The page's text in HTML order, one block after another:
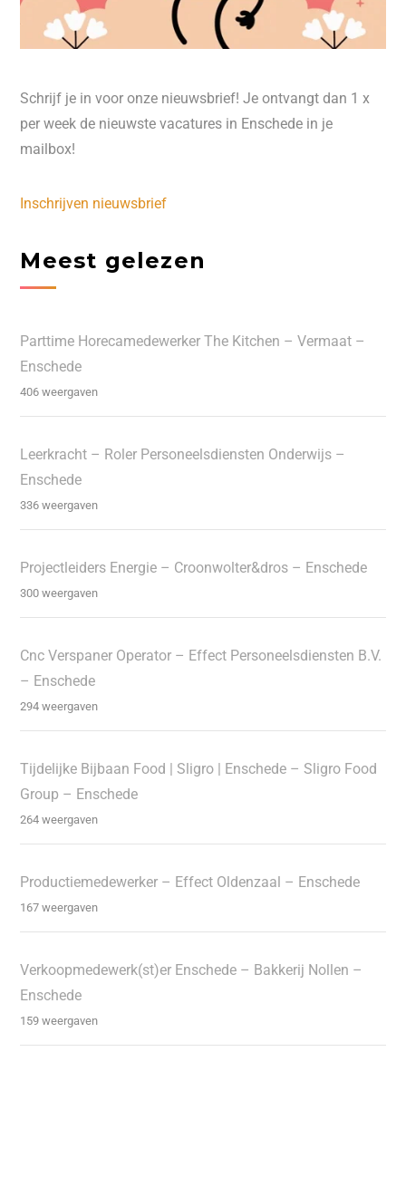
Schrijf je in voor onze nieuwsbrief! Je ontvangt dan 1 x
per week de nieuwste vacatures in Enschede in je
mailbox!
Inschrijven nieuwsbrief
Meest gelezen
Parttime Horecamedewerker The Kitchen – Vermaat –
Enschede
406 weergaven
Leerkracht – Roler Personeelsdiensten Onderwijs –
Enschede
336 weergaven
Projectleiders Energie – Croonwolter&dros – Enschede
300 weergaven
Cnc Verspaner Operator – Effect Personeelsdiensten B.V.
– Enschede
294 weergaven
Tijdelijke Bijbaan Food | Sligro | Enschede – Sligro Food
Group – Enschede
264 weergaven
Productiemedewerker – Effect Oldenzaal – Enschede
167 weergaven
Verkoopmedewerk(st)er Enschede – Bakkerij Nollen –
Enschede
159 weergaven